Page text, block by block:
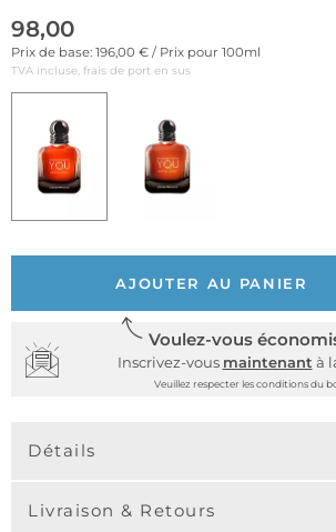
98,00
Prix de base: 196,00 € / Prix pour 100ml
TVA incluse, frais de port en sus
AJOUTER AU PANIER
Voulez-vous
Inscrivez-vous maintenant à
Veuillez respecter les conditions du
Détails
Livraison & Retours